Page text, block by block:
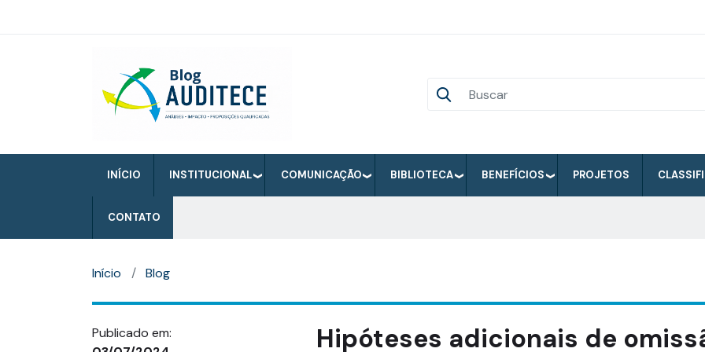
INÍCIO INSTITUCIONAL COMUNICAÇÃO BIBLIOTECA BENEFÍCIOS PROJETOS
CONTATO
Início Blog
Publicado em:
Hipóteses adicionais de